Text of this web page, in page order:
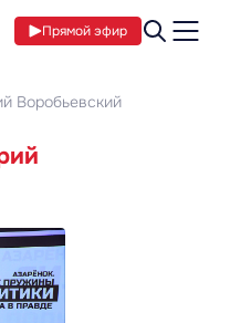
Прямой эфир
Воробьевский